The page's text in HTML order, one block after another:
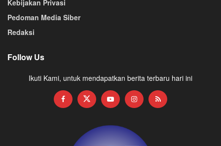
Kebijakan Privasi
Pedoman Media Siber
Redaksi
Follow Us
Ikuti Kami, untuk mendapatkan berita terbaru hari ini